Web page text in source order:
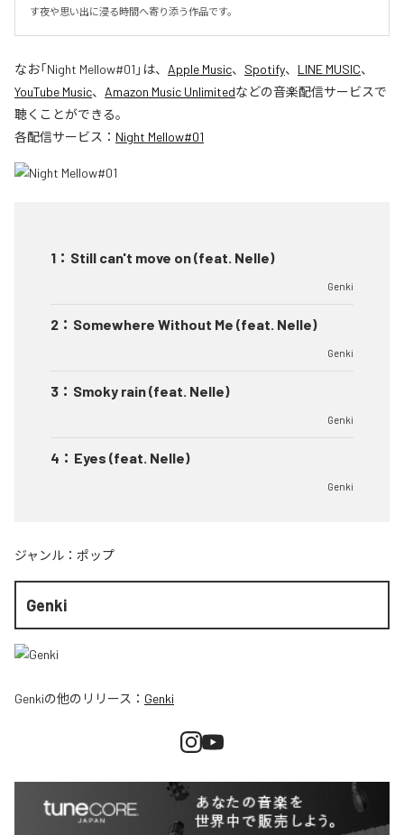
す夜や思い出に浸る時間へ寄り添う作品です。
なお「Night Mellow#01 」は、 Apple Music、 Spotify、 LINE MUSIC、
YouTube Music、 Amazon Music Unlimitedなどの音楽配信サービスで
聴くことができる。
各配信サービス： Night Mellow#01
1 ： Still can't move on (feat. Nelle)
Genki
2 ： Somewhere Without Me (feat. Nelle)
Genki
3 ： Smoky rain (feat. Nelle)
Genki
4 ： Eyes (feat. Nelle)
Genki
ジャンル： ポップ
Genki
Genkiの他のリリース： Genki